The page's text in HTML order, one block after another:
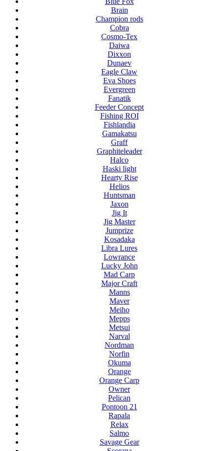
Brain
Champion rods
Cobra
Cosmo-Tex
Daiwa
Dixxon
Dunaev
Eagle Claw
Eva Shoes
Evergreen
Fanatik
Feeder Concept
Fishing ROI
Fishlandia
Gamakatsu
Graff
Graphiteleader
Halco
Haski light
Hearty Rise
Helios
Huntsman
Jaxon
Jig It
Jig Master
Jumprize
Kosadaka
Libra Lures
Lowrance
Lucky John
Mad Carp
Major Craft
Manns
Maver
Meiho
Mepps
Metsui
Narval
Nordman
Norfin
Okuma
Orange
Orange Carp
Owner
Pelican
Pontoon 21
Rapala
Relax
Salmo
Savage Gear